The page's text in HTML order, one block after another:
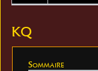
KQ
Sommaire